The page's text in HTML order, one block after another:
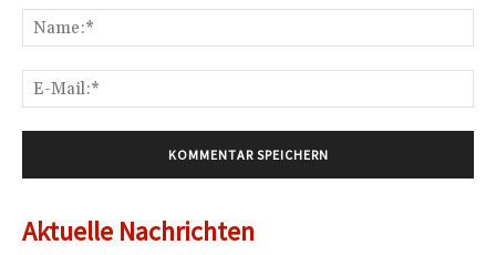
Aktuelle Nachrichten